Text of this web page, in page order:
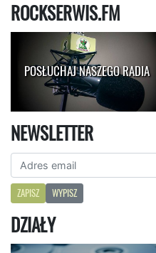
ROCKSERWIS.FM
POSŁUCHAJ NASZEGO RADIA
NEWSLETTER
ZAPISZ WYPISZ
DZIAŁY